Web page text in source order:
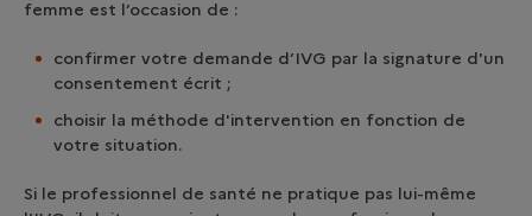
femme est l’occasion de :
confirmer votre demande d’IVG par la signature d'un
consentement écrit ;
choisir la méthode d'intervention en fonction de
votre situation.
Si le professionnel de santé ne pratique pas lui-même